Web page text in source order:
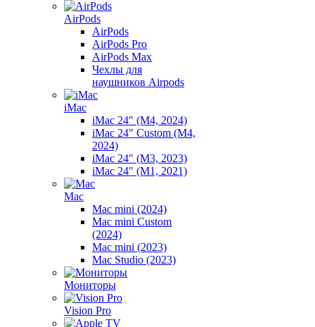
AirPods
AirPods
AirPods Pro
AirPods Max
Чехлы для
наушников Airpods
iMac
iMac 24" (M4, 2024)
iMac 24" Custom (M4,
2024)
iMac 24" (M3, 2023)
iMac 24" (M1, 2021)
Mac
Mac mini (2024)
Mac mini Custom
(2024)
Mac mini (2023)
Mac Studio (2023)
Мониторы
Vision Pro